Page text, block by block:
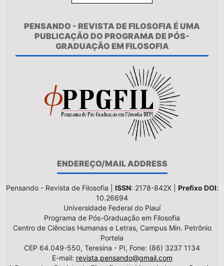
PENSANDO - REVISTA DE FILOSOFIA É UMA
PUBLICAÇÃO DO PROGRAMA DE PÓS-
GRADUAÇÃO EM FILOSOFIA
ENDEREÇO/MAIL ADDRESS
Pensando - Revista de Filosofia | ISSN: 2178-842X | Prefixo DOI:
10.26694
Universidade Federal do Piauí
Programa de Pós-Graduação em Filosofia
Centro de Ciências Humanas e Letras, Campus Min. Petrônio
Portela
CEP 64.049-550, Teresina - PI, Fone: (86) 3237 1134
E-mail: revista.pensando@gmail.com